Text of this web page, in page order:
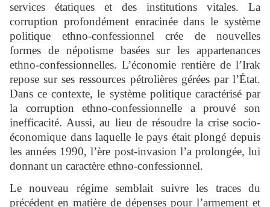
services étatiques et des institutions vitales. La
corruption profondément enracinée dans le système
politique ethno-confessionnel crée de nouvelles
formes de népotisme basées sur les appartenances
ethno-confessionnelles. L’économie rentière de l’Irak
repose sur ses ressources pétrolières gérées par l’État.
Dans ce contexte, le système politique caractérisé par
la corruption ethno-confessionnelle a prouvé son
inefficacité. Aussi, au lieu de résoudre la crise socio-
économique dans laquelle le pays était plongé depuis
les années 1990, l’ère post-invasion l’a prolongée, lui
donnant un caractère ethno-confessionnel.
Le nouveau régime semblait suivre les traces du
précédent en matière de dépenses pour l’armement et